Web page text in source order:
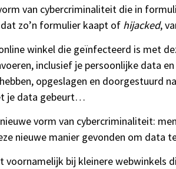
van cybercriminaliteit die in
zo’n formulier kaapt of hijacked,
winkel die geïnfecteerd is met
inclusief je persoonlijke data
opgeslagen en doorgestuurd
je data gebeurt…
vorm van cybercriminaliteit:
nieuwe manier gevonden om data
voornamelijk bij kleinere webwinkels